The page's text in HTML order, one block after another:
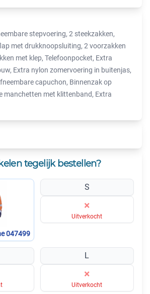
stepvoering, 2 steekzakken,
met drukknoopsluiting, 2 voorzakken
met klep, Telefoonpocket, Extra
Extra nylon zomervoering in buitenjas,
capuchon, Binnenzak op
manchetten met klittenband, Extra
tegelijk bestellen?
047499
S
×
Uitverkocht
L
×
Uitverkocht